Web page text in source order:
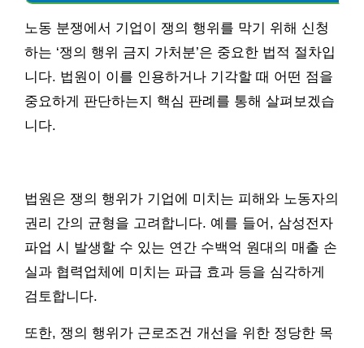
노동 분쟁에서 기업이 쟁의 행위를 막기 위해 신청
하는 ‘쟁의 행위 금지 가처분’은 중요한 법적 절차입
니다. 법원이 이를 인용하거나 기각할 때 어떤 점을
중요하게 판단하는지 핵심 판례를 통해 살펴보겠습
니다.
법원은 쟁의 행위가 기업에 미치는 피해와 노동자의
권리 간의 균형을 고려합니다. 예를 들어, 삼성전자
파업 시 발생할 수 있는 연간 수백억 원대의 매출 손
실과 협력업체에 미치는 파급 효과 등을 심각하게
검토합니다.
또한, 쟁의 행위가 근로조건 개선을 위한 정당한 목